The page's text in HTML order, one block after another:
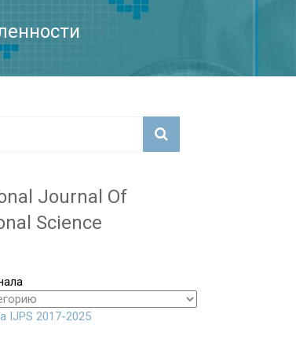
Journal Of
Science
IJPS 2017-2025